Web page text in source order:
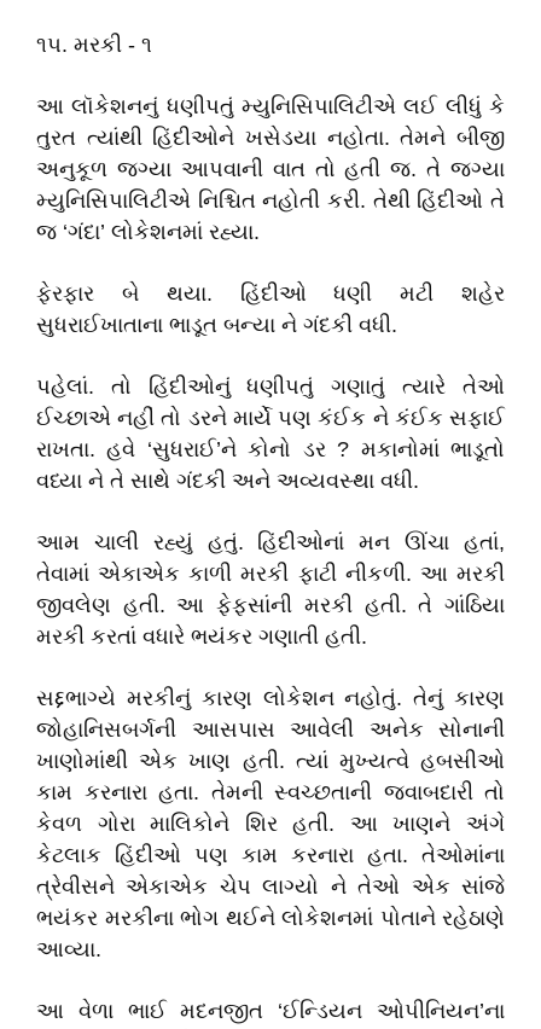
૧૫. મરકી - ૧
આ લૉકેશનનું ધણીપતું મ્યુનિસિપાલિટીએ લઈ લીધું કે
તુરત ત્યાંથી હિંદીઓને ખસેડયા નહોતા. તેમને બીજી
અનુકૂળ જગ્યા આપવાની વાત તો હતી જ. તે જગ્યા
મ્યુનિસિપાલિટીએ નિશ્ચિત નહોતી કરી. તેથી હિંદીઓ તે
જ ‘ગંદા’ લોકેશનમાં રહ્યા.
ફેરફાર બે થયા. હિંદીઓ ધણી મટી શહેર
સુધરાઈખાતાના ભાડૂત બન્યા ને ગંદકી વધી.
પહેલાં. તો હિંદીઓનું ધણીપતું ગણાતું ત્યારે તેઓ
ઈચ્છાએ નહીં તો ડરને માર્યે પણ કંઈક ને કંઈક સફાઈ
રાખતા. હવે ‘સુધરાઈ’ને કોનો ડર ? મકાનોમાં ભાડૂતો
વધ્યા ને તે સાથે ગંદકી અને અવ્યવસ્થા વધી.
આમ ચાલી રહ્યું હતું. હિંદીઓનાં મન ઊંચા હતાં,
તેવામાં એકાએક કાળી મરકી ફાટી નીકળી. આ મરકી
જીવલેણ હતી. આ ફેફસાંની મરકી હતી. તે ગાંઠિયા
મરકી કરતાં વધારે ભયંકર ગણાતી હતી.
સદ્દભાગ્યે મરકીનું કારણ લોકેશન નહોતું. તેનું કારણ
જોહાનિસબર્ગની આસપાસ આવેલી અનેક સોનાની
ખાણોમાંથી એક ખાણ હતી. ત્યાં મુખ્યત્વે હબસીઓ
કામ કરનારા હતા. તેમની સ્વચ્છતાની જવાબદારી તો
કેવળ ગોરા માલિકોને શિર હતી. આ ખાણને અંગે
કેટલાક હિંદીઓ પણ કામ કરનારા હતા. તેઓમાંના
ત્રેવીસને એકાએક ચેપ લાગ્યો ને તેઓ એક સાંજે
ભયંકર મરકીના ભોગ થઈને લોકેશનમાં પોતાને રહેઠાણે
આવ્યા.
આ વેળા ભાઈ મદનજીત ‘ઈન્ડિયન ઓપીનિયન’ના